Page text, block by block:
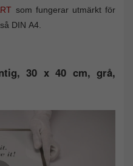
som fungerar utmärkt för
DIN A4.
30 x 40 cm, grå,